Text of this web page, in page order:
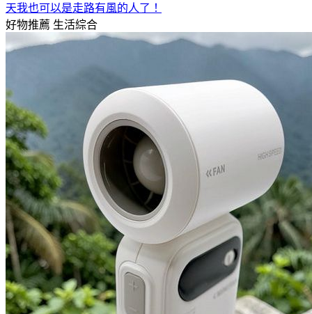
天我也可以是走路有風的人了！
好物推薦 生活綜合